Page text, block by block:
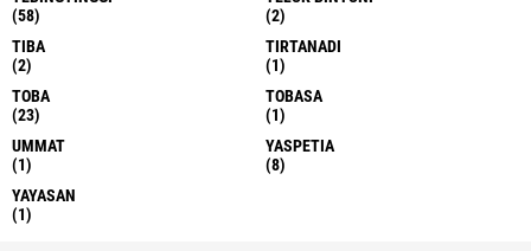
(58)
(2)
TIBA
(2)
TIRTANADI
(1)
TOBA
(23)
TOBASA
(1)
UMMAT
(1)
YASPETIA
(8)
YAYASAN
(1)